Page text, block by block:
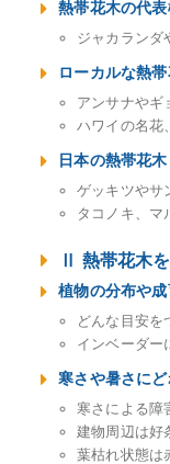
熱帯花木の代
ジャカランダ
ローカルな熱
アンサナやギ
ハワイの名花
日本の熱帯花木
ゲッキツやサ
タコノキ、マ
Ⅱ 熱帯花木
植物の分布や
どんな目安を
インベーダー
寒さや暑さに
寒さによる障
建物周辺は好
葉枯れ状態は